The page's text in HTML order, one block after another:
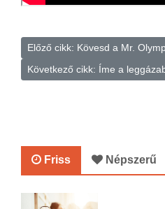
Előző cikk: Kövesd a Mr.
Következő cikk: Íme a
Friss Népszerű